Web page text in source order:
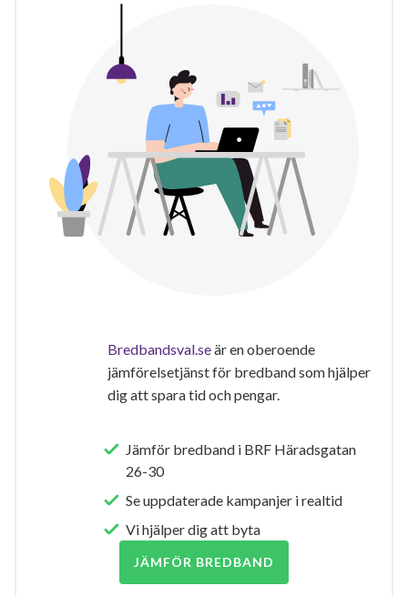
Bredbandsval.seär en oberoende
jämförelsetjänst för bredband som hjälper
dig att spara tid och pengar.
Jämför bredband i BRF Häradsgatan
26-30
Se uppdaterade kampanjer i realtid
Vi hjälper dig att byta
JÄMFÖR BREDBAND